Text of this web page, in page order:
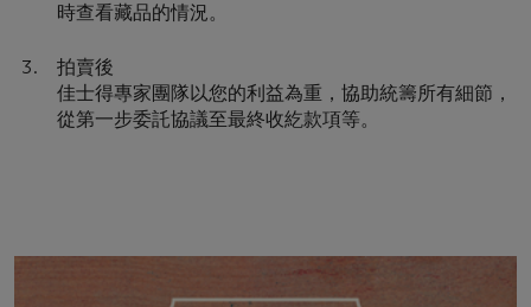
時查看藏品的情況。
拍賣後
佳士得專家團隊以您的利益為重，協助統籌所有細節，
從第一步委託協議至最終收紇款項等。